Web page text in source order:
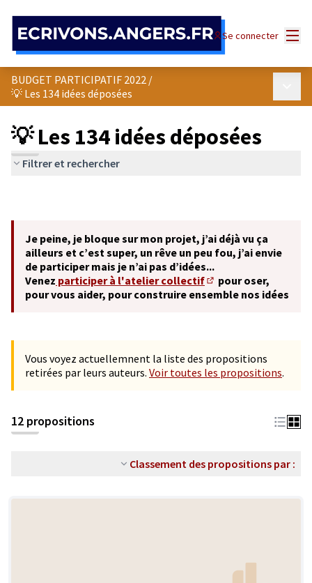
Se connecter
BUDGET PARTICIPATIF 2022 /
💡 Les 134 idées déposées
💡 Les 134 idées déposées
Filtrer et rechercher
Je peine, je bloque sur mon projet, j’ai déjà vu ça
ailleurs et c’est super, un rêve un peu fou, j’ai envie
de participer mais je n’ai pas d’idées...
Venez participer à l'atelier collectif
(S'ouvre dans un
pour oser,
pour vous aider, pour construire ensemble nos idées
Vous voyez actuellemnent la liste des propositions
retirées par leurs auteurs. Voir toutes les propositions.
12 propositions
Classement des propositions par :